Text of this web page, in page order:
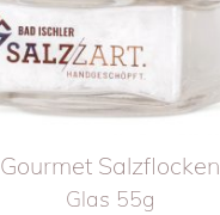
Gourmet Salzflocken
Glas 55g